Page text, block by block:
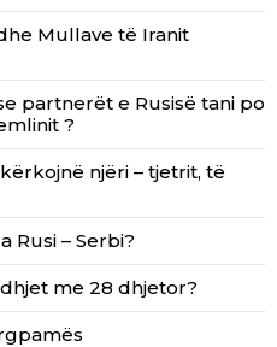
Mullave të Iranit
partnerët e Rusisë tani po
?
njëri – tjetrit, të
Rusi – Serbi?
me 28 dhjetor?